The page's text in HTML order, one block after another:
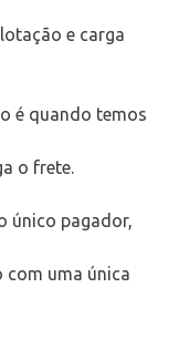
e carga
é quando temos
o frete.
único pagador,
com uma única